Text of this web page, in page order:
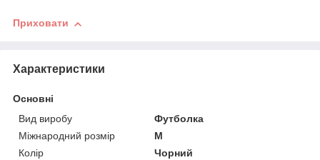
Приховати
Характеристики
Основні
Вид виробу
Футболка
Міжнародний розмір
M
Колір
Чорний